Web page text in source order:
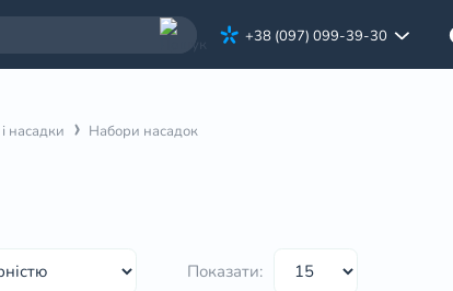
+38 (097) 099-39-30
насадки Набори насадок
Показати: